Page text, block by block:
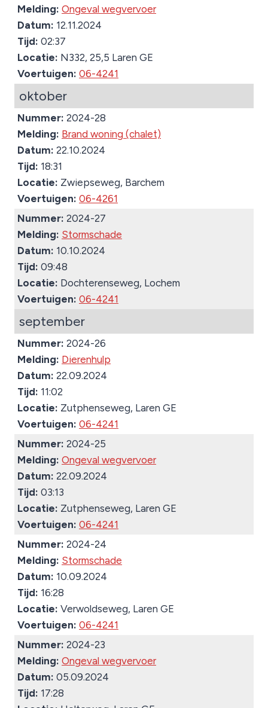
Melding: Ongeval wegvervoer
Datum: 12.11.2024
Tijd: 02:37
Locatie: N332, 25,5 Laren GE
Voertuigen: 06-4241
oktober
Nummer: 2024-28
Melding: Brand woning (chalet)
Datum: 22.10.2024
Tijd: 18:31
Locatie: Zwiepseweg, Barchem
Voertuigen: 06-4261
Nummer: 2024-27
Melding: Stormschade
Datum: 10.10.2024
Tijd: 09:48
Locatie: Dochterenseweg, Lochem
Voertuigen: 06-4241
september
Nummer: 2024-26
Melding: Dierenhulp
Datum: 22.09.2024
Tijd: 11:02
Locatie: Zutphenseweg, Laren GE
Voertuigen: 06-4241
Nummer: 2024-25
Melding: Ongeval wegvervoer
Datum: 22.09.2024
Tijd: 03:13
Locatie: Zutphenseweg, Laren GE
Voertuigen: 06-4241
Nummer: 2024-24
Melding: Stormschade
Datum: 10.09.2024
Tijd: 16:28
Locatie: Verwoldseweg, Laren GE
Voertuigen: 06-4241
Nummer: 2024-23
Melding: Ongeval wegvervoer
Datum: 05.09.2024
Tijd: 17:28